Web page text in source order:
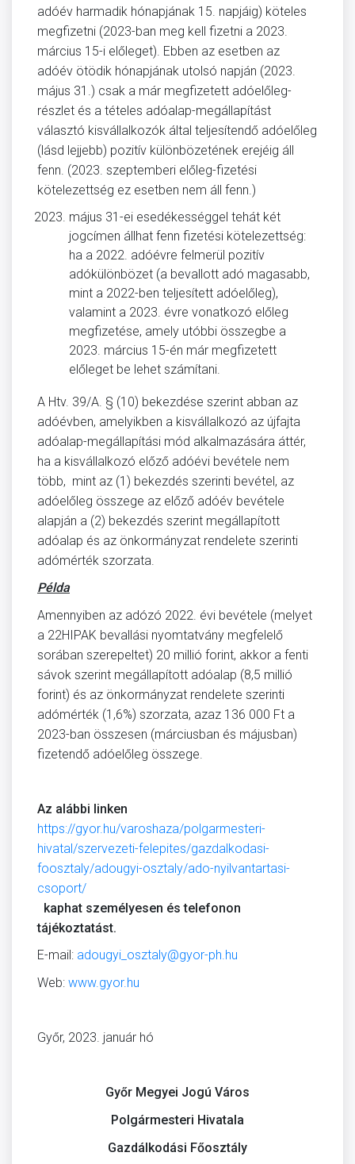
adóév harmadik hónapjának 15. napjáig) köteles
megfizetni (2023-ban meg kell fizetni a 2023.
március 15-i előleget). Ebben az esetben az
adóév ötödik hónapjának utolsó napján (2023.
május 31.) csak a már megfizetett adóelőleg-
részlet és a tételes adóalap-megállapítást
választó kisvállalkozók által teljesítendő adóelőleg
(lásd lejjebb) pozitív különbözetének erejéig áll
fenn. (2023. szeptemberi előleg-fizetési
kötelezettség ez esetben nem áll fenn.)
május 31-ei esedékességgel tehát két
jogcímen állhat fenn fizetési kötelezettség:
ha a 2022. adóévre felmerül pozitív
adókülönbözet (a bevallott adó magasabb,
mint a 2022-ben teljesített adóelőleg),
valamint a 2023. évre vonatkozó előleg
megfizetése, amely utóbbi összegbe a
2023. március 15-én már megfizetett
előleget be lehet számítani.
A Htv. 39/A. § (10) bekezdése szerint abban az
adóévben, amelyikben a kisvállalkozó az újfajta
adóalap-megállapítási mód alkalmazására áttér,
ha a kisvállalkozó előző adóévi bevétele nem
több, mint az (1) bekezdés szerinti bevétel, az
adóelőleg összege az előző adóév bevétele
alapján a (2) bekezdés szerint megállapított
adóalap és az önkormányzat rendelete szerinti
adómérték szorzata.
Példa
Amennyiben az adózó 2022. évi bevétele (melyet
a 22HIPAK bevallási nyomtatvány megfelelő
sorában szerepeltet) 20 millió forint, akkor a fenti
sávok szerint megállapított adóalap (8,5 millió
forint) és az önkormányzat rendelete szerinti
adómérték (1,6%) szorzata, azaz 136 000 Ft a
2023-ban összesen (márciusban és májusban)
fizetendő adóelőleg összege.
Az alábbi linken
https://gyor.hu/varoshaza/polgarmesteri-
hivatal/szervezeti-felepites/gazdalkodasi-
foosztaly/adougyi-osztaly/ado-nyilvantartasi-
csoport/
kaphat személyesen és telefonon
tájékoztatást.
E-mail: adougyi_osztaly@gyor-ph.hu
Web: www.gyor.hu
Győr, 2023. január hó
Győr Megyei Jogú Város
Polgármesteri Hivatala
Gazdálkodási Főosztály